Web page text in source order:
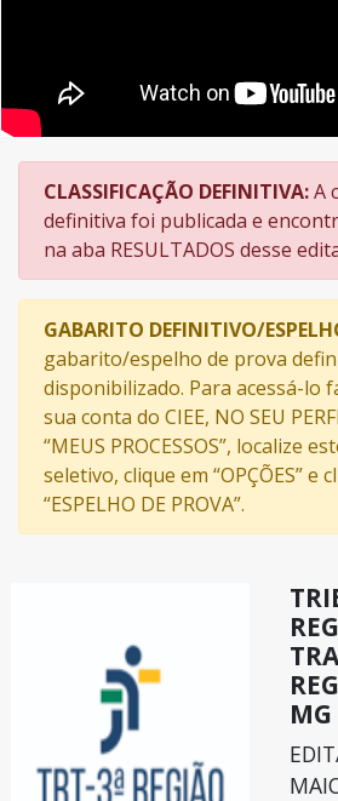
CLASSIFICAÇÃO DEFINITIVA:A
definitiva foi publicada e
na aba RESULTADOS desse
GABARITO DEFINITIVO/
gabarito/espelho de prova
disponibilizado. Para acessá-lo
sua conta do CIEE, NO SEU
“MEUS PROCESSOS”, localize
seletivo, clique em “OPÇÕES” e
“ESPELHO DE PROVA”.
MG